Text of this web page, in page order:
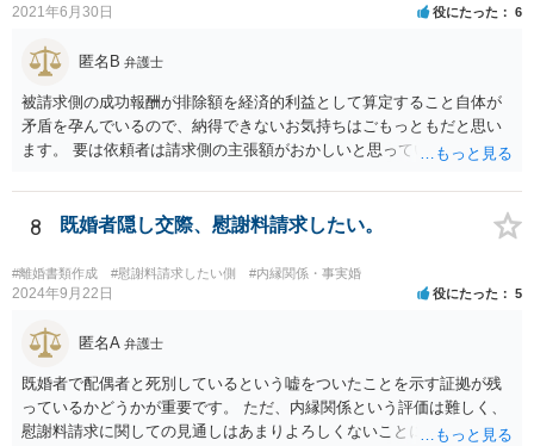
一定額を支払って円満に解決したいと考える可能性はあります。
2021年6月30日 役にたった 6
匿名B 弁護士
被請求側の成功報酬が排除額を経済的利益として算定すること自体が
矛盾を孕んでいるので、納得できないお気持ちはごもっともだと思い
ます。 要は依頼者は請求側の主張額がおかしいと思っているからこそ
しておきながら、成功報酬の請求の段になるとその「おかしい」請求
側の主張額を基準にして排除額を経済的利益として成功報酬を算定す
るのは、二枚舌との誹りを受けても仕方がない面もあるように思いま
す。 ですので、被請求側の弁護士は、タイムチャージを併用したり、
対応継続月毎に報酬を受けたり、出廷日当で調整したり、できるだけ
いますが、そうなってくると弁護士に勝訴インセンティブが働きにく
くなるのがなかなか難しいところです。 二枚舌を避けつつ、勝訴イン
センティブも確保するためには、請求側の主張額を鵜呑みにした排除
額ベースとするのではなく、弁護士として反対の立場であれば、２～
３割くらいの確率で認められそうな金額がいくらくらいかを提示した
8 既婚者隠し交際、慰謝料請求したい。
#離婚書類作成 #慰謝料請求したい側 #内縁関係・事実婚
2024年9月22日 役にたった 5
匿名A 弁護士
既婚者で配偶者と死別しているという嘘をついたことを示す証拠が残
っているかどうかが重要です。 ただ、内縁関係という評価は難しく、
慰謝料請求に関しての見通しはあまりよろしくないことにご留意なさ